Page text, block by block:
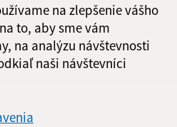
na zlepšenie vášho
to, aby sme vám
na analýzu návštevnosti
naši návštevníci